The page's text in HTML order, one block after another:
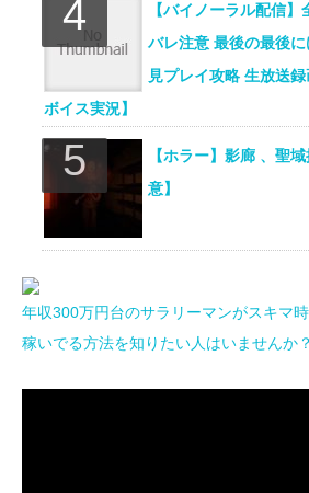
【バイノーラル配信
バレ注意 最後の最後
見プレイ攻略 生放送
ボイス実況】
【ホラー】影廊 、聖
意】
年収300万円台のサラリーマンがスキマ
稼いでる方法を知りたい人はいませんか？